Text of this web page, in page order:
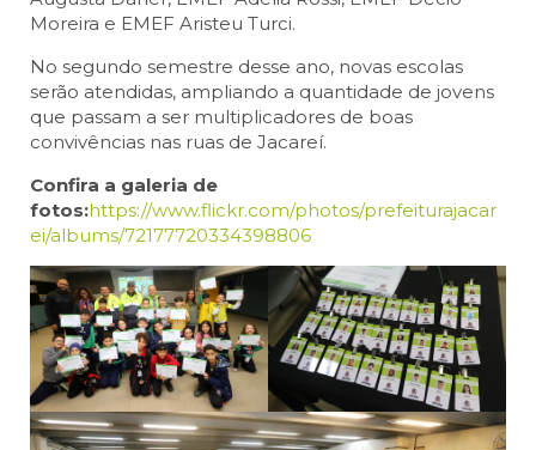
Moreira e EMEF Aristeu Turci.
No segundo semestre desse ano, novas escolas
serão atendidas, ampliando a quantidade de jovens
que passam a ser multiplicadores de boas
convivências nas ruas de Jacareí.
Confira a galeria de
fotos:https://www.flickr.com/photos/prefeiturajacar
ei/albums/72177720334398806